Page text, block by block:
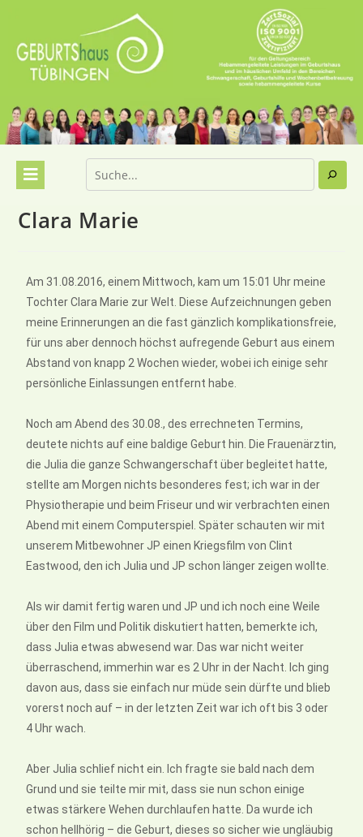
Clara Marie
Am 31.08.2016, einem Mittwoch, kam um 15:01 Uhr meine
Tochter Clara Marie zur Welt. Diese Aufzeichnungen geben
meine Erinnerungen an die fast gänzlich komplikationsfreie,
für uns aber dennoch höchst aufregende Geburt aus einem
Abstand von knapp 2 Wochen wieder, wobei ich einige sehr
persönliche Einlassungen entfernt habe.
Noch am Abend des 30.08., des errechneten Termins,
deutete nichts auf eine baldige Geburt hin. Die Frauenärztin,
die Julia die ganze Schwangerschaft über begleitet hatte,
stellte am Morgen nichts besonderes fest; ich war in der
Physiotherapie und beim Friseur und wir verbrachten einen
Abend mit einem Computerspiel. Später schauten wir mit
unserem Mitbewohner JP einen Kriegsfilm von Clint
Eastwood, den ich Julia und JP schon länger zeigen wollte.
Als wir damit fertig waren und JP und ich noch eine Weile
über den Film und Politik diskutiert hatten, bemerkte ich,
dass Julia etwas abwesend war. Das war nicht weiter
überraschend, immerhin war es 2 Uhr in der Nacht. Ich ging
davon aus, dass sie einfach nur müde sein dürfte und blieb
vorerst noch auf – in der letzten Zeit war ich oft bis 3 oder
4 Uhr wach.
Aber Julia schlief nicht ein. Ich fragte sie bald nach dem
Grund und sie teilte mir mit, dass sie nun schon einige
etwas stärkere Wehen durchlaufen hatte. Da wurde ich
schon hellhörig – die Geburt, dieses so sicher wie ungläubig